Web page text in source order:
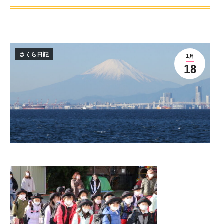
You are here:
1月
18
さくら日記